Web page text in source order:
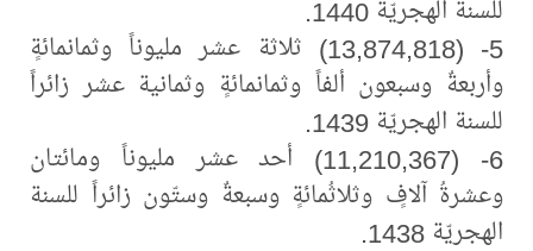
للسنة الهجريّة 1440.
5- (13,874,818) ثلاثة عشر مليوناً وثمانمائةٍ
وأربعةٌ وسبعون ألفاً وثمانمائةٍ وثمانية عشر زائراً
للسنة الهجريّة 1439.
6- (11,210,367) أحد عشر مليوناً ومائتان
وعشرةُ آلافٍ وثلاثُمائةٍ وسبعةٌ وستّون زائراً للسنة
الهجريّة 1438.